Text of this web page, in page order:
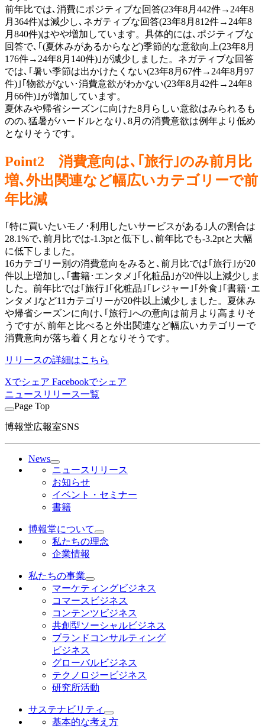
前年比では､消費にポジティブな回答(23年8月442件→24年8
月364件)は減少し､ネガティブな回答(23年8月812件→24年8
月840件)はやや増加しています。具体的には､ポジティブな
回答で､｢(夏休みがあるからなど)季節的な意欲向上(23年8月
176件→24年8月140件)｣が減少しました。ネガティブな回答
では､｢暑い季節は出かけたくない(23年8月67件→24年8月97
件)｣｢物欲がない･消費意欲がわかない(23年8月42件→24年8
月66件)｣が増加しています。
夏休みや帰省シーズンに向けた8月らしい意欲はみられるも
のの､猛暑がハードルとなり､8月の消費意欲は例年より低め
となりそうです。
Point2 消費意向は､｢旅行｣のみ前月比
増､外出関連など幅広いカテゴリーで前
年比減
｢特に買いたいモノ･利用したいサービスがある｣人の割合は
28.1%で､前月比では-1.3ptと低下し､前年比でも-3.2ptと大幅
に低下しました。
16カテゴリー別の消費意向をみると､前月比では｢旅行｣が20
件以上増加し､｢書籍･エンタメ｣｢化粧品｣が20件以上減少しま
した。前年比では｢旅行｣｢化粧品｣｢レジャー｣｢外食｣｢書籍･エ
ンタメ｣など11カテゴリーが20件以上減少しました。夏休み
や帰省シーズンに向け､｢旅行｣への意向は前月より高まりそ
うですが､前年と比べると外出関連など幅広いカテゴリーで
消費意向が落ち着く月となりそうです。
リリースの詳細はこちら
Xでシェア Facebookでシェア
ニュースリリース一覧
Page Top
博報堂広報室SNS
News
ニュースリリース
お知らせ
イベント・セミナー
書籍
博報堂について
私たちの理念
企業情報
私たちの事業
マーケティングビジネス
コマースビジネス
コンテンツビジネス
共創型ソーシャルビジネス
ブランドコンサルティング
ビジネス
グローバルビジネス
テクノロジービジネス
研究所活動
サステナビリティ
基本的な考え方